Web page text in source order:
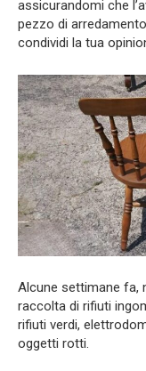
assicurandomi che
pezzo di
condividi la tua
Alcune settimane fa,
raccolta di rifiuti
rifiuti verdi,
oggetti rotti.